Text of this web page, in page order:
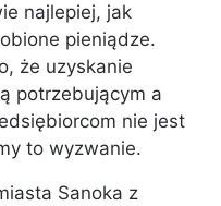
najlepiej, jak
pieniądze.
że uzyskanie
potrzebującym a
nie jest
to wyzwanie.
Sanoka z